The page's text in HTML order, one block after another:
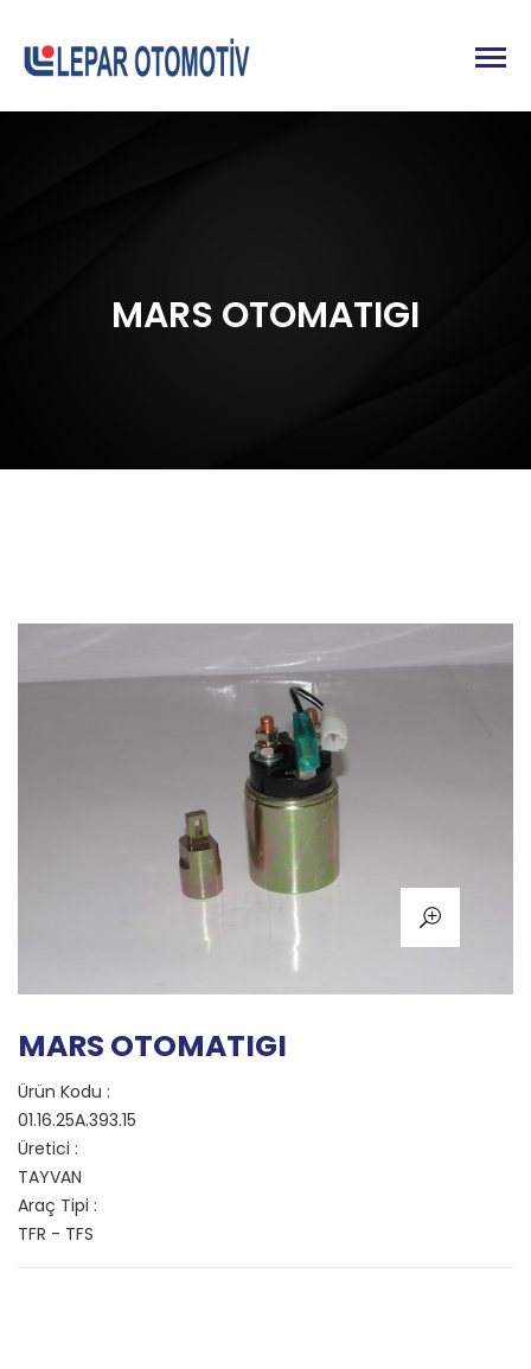
MARS OTOMATIGI
MARS OTOMATIGI
Ürün Kodu :
01.16.25A.393.15
Üretici :
TAYVAN
Araç Tipi :
TFR - TFS